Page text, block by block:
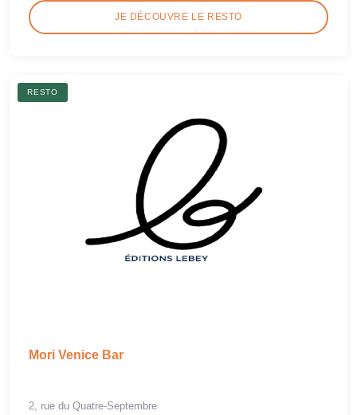
JE DÉCOUVRE LE RESTO
RESTO
Mori Venice Bar
2, rue du Quatre-Septembre